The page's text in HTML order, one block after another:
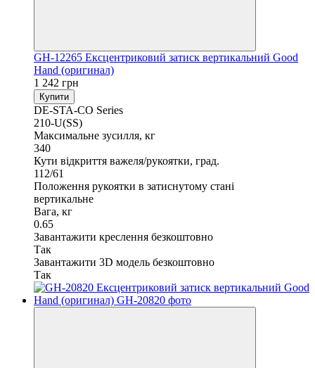
GH-12265 Ексцентриковий затиск вертикальний Good
Hand (оригинал)
1 242 грн
Купити
DE-STA-CO Series
210-U(SS)
Максимальне зусилля, кг
340
Кути відкриття важеля/рукоятки, град.
112/61
Положення рукоятки в затиснутому стані
вертикальне
Вага, кг
0.65
Завантажити креслення безкоштовно
Так
Завантажити 3D модель безкоштовно
Так